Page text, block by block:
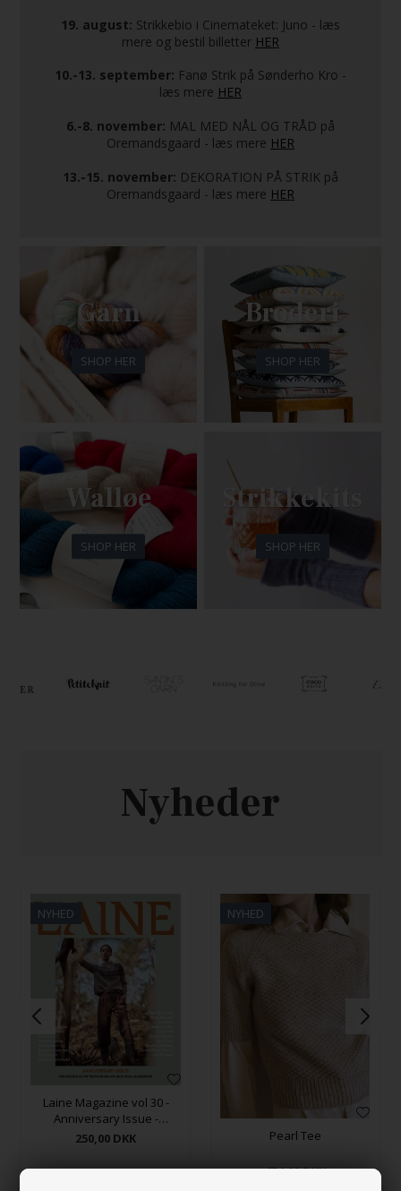
19. august: Strikkebio i Cinemateket: Juno - læs
mere og bestil billetter HER
10.-13. september: Fanø Strik på Sønderho Kro -
læs mere HER
6.-8. november: MAL MED NÅL OG TRÅD på
Oremandsgaard - læs mere HER
13.-15. november: DEKORATION PÅ STRIK på
Oremandsgaard - læs mere HER
Garn
SHOP HER
Broderi
SHOP HER
Walløe
SHOP HER
Strikkekits
SHOP HER
Nyheder
NYHED
Laine Magazine vol 30 -
Anniversary Issue -
FORUDBESTILLING
250,00 DKK
NYHED
Pearl Tee
654,00DKK